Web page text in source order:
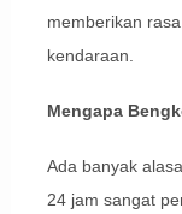
memberikan
kendaraan.
Mengapa
Ada banyak
24 jam sangat